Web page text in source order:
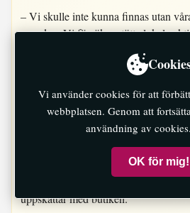
– Vi skulle inte kunna finnas utan
grunden. Vi försöker stötta lokala
när vi kan. Vi är ju en av de större
ställa upp för våra barn och
känsla pågår också ett arbete med att
Nyligen byggdes kassazonen om
installerades för att möta nya behov
– Vi vill modernisera och hänga med
som vi vill behålla det mysiga och
uppskattar med butiken.
Vi använder cookies för att
webbplatsen. Genom att
användning av cookies.
OK för mig!